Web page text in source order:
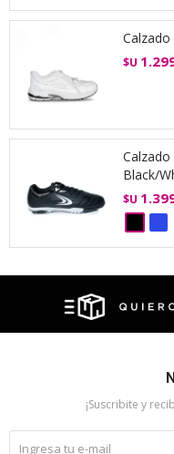
$U
Black/
$U
¡Suscribite y